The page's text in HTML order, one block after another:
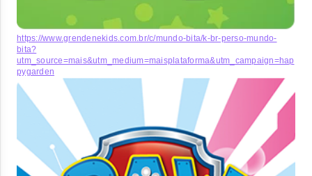
https://www.grendenekids.com.br/c/mundo-bita/k-br-perso-mundo-
bita?
utm_source=mais&utm_medium=maisplataforma&utm_campaign=hap
pygarden